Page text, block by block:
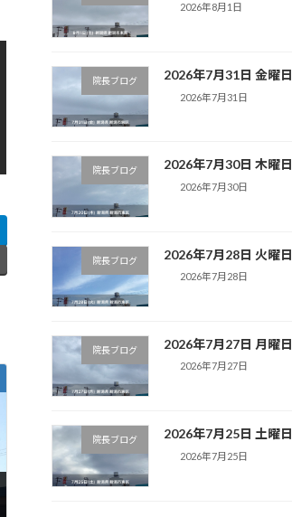
2026年8月1日
院長ブログ 2026年7月31日 金曜日
2026年7月31日
院長ブログ 2026年7月30日 木曜日
2026年7月30日
院長ブログ 2026年7月28日 火曜日
2026年7月28日
院長ブログ 2026年7月27日 月曜日
2026年7月27日
院長ブログ 2026年7月25日 土曜日
2026年7月25日